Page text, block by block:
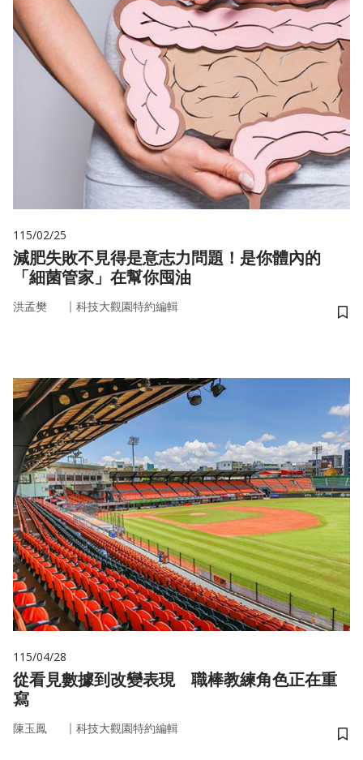
115/02/25
減肥失敗不見得是意志力問題！是你體內的
「細菌管家」在幫你囤油
洪孟樊 ｜ 科技大觀園特約編輯
儲
115/04/28
從看見數據到改變表現 職棒教練角色正在重
寫
陳玉鳳 ｜ 科技大觀園特約編輯
儲